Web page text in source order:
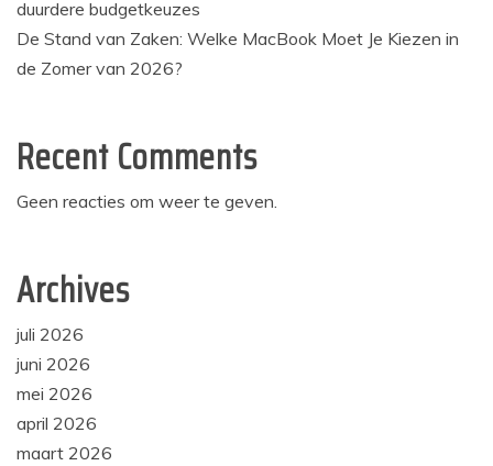
duurdere budgetkeuzes
De Stand van Zaken: Welke MacBook Moet Je Kiezen in
de Zomer van 2026?
Recent Comments
Geen reacties om weer te geven.
Archives
juli 2026
juni 2026
mei 2026
april 2026
maart 2026